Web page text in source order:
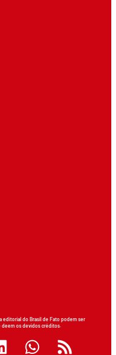
editorial do Brasil de Fato podem ser
deem os devidos créditos.